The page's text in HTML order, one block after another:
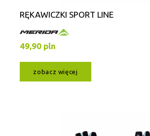
RĘKAWICZKI SPORT LINE
49,90 pln
zobacz więcej